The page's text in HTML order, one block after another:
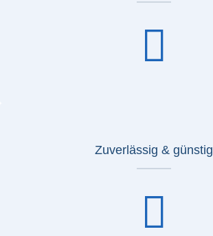
Zuverlässig & günstig